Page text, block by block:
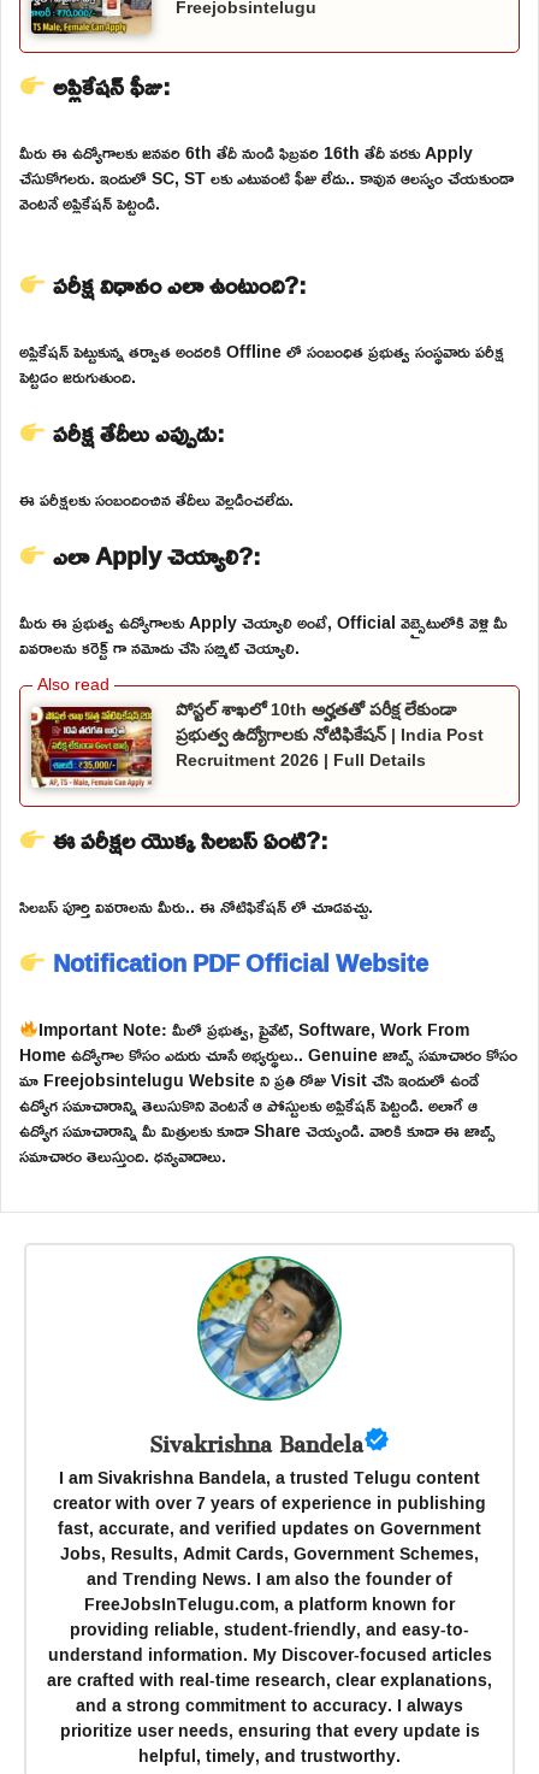
Freejobsintelugu
అప్లికేషన్ ఫీజు:
మీరు ఈ ఉద్యోగాలకు జనవరి 6th తేదీ నుండి ఫిబ్రవరి 16th తేదీ వరకు Apply
చేసుకోగలరు. ఇందులో SC, ST లకు ఎటువంటి ఫీజు లేదు.. కావున ఆలస్యం చేయకుండా
వెంటనే అప్లికేషన్ పెట్టండి.
పరీక్ష విధానం ఎలా ఉంటుంది?:
అప్లికేషన్ పెట్టుకున్న తర్వాత అందరికి Offline లో సంబంధిత ప్రభుత్వ సంస్థవారు పరీక్ష
పెట్టడం జరుగుతుంది.
పరీక్ష తేదీలు ఎప్పుడు:
ఈ పరీక్షలకు సంబందించిన తేదీలు వెల్లడించలేదు.
ఎలా Apply చెయ్యాలి?:
మీరు ఈ ప్రభుత్వ ఉద్యోగాలకు Apply చెయ్యాలి అంటే, Official వెబ్సైటులోకి వెళ్లి మీ
వివరాలను కరెక్ట్ గా నమోదు చేసి సబ్మిట్ చెయ్యాలి.
పోస్టల్ శాఖలో 10th అర్హతతో పరీక్ష లేకుండా
ప్రభుత్వ ఉద్యోగాలకు నోటిఫికేషన్ | India Post
Recruitment 2026 | Full Details
ఈ పరీక్షల యొక్క సిలబస్ ఏంటి?:
సిలబస్ పూర్తి వివరాలను మీరు.. ఈ నోటిఫికేషన్ లో చూడవచ్చు.
Notification PDFOfficial Website
Important Note: మీలో ప్రభుత్వ, ప్రైవేట్, Software, Work From
Home ఉద్యోగాల కోసం ఎదురు చూసే అభ్యర్థులు.. Genuine జాబ్స్ సమాచారం కోసం
మా Freejobsintelugu Website ని ప్రతి రోజు Visit చేసి ఇందులో ఉండే
ఉద్యోగ సమాచారాన్ని తెలుసుకొని వెంటనే ఆ పోస్టులకు అప్లికేషన్ పెట్టండి. అలాగే ఆ
ఉద్యోగ సమాచారాన్ని మీ మిత్రులకు కూడా Share చెయ్యండి. వారికి కూడా ఈ జాబ్స్
సమాచారం తెలుస్తుంది. ధన్యవాదాలు.
Sivakrishna Bandela
I am Sivakrishna Bandela, a trusted Telugu content
creator with over 7 years of experience in publishing
fast, accurate, and verified updates on Government
Jobs, Results, Admit Cards, Government Schemes,
and Trending News. I am also the founder of
FreeJobsInTelugu.com, a platform known for
providing reliable, student-friendly, and easy-to-
understand information. My Discover-focused articles
are crafted with real-time research, clear explanations,
and a strong commitment to accuracy. I always
prioritize user needs, ensuring that every update is
helpful, timely, and trustworthy.